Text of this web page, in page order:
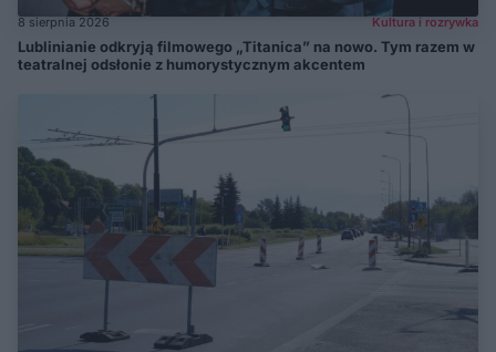
8 sierpnia 2026 Kultura i rozrywka
Lublinianie odkryją filmowego „Titanica” na nowo. Tym razem w
teatralnej odsłonie z humorystycznym akcentem